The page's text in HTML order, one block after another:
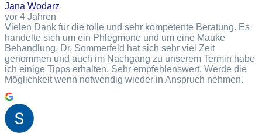
Jana Wodarz
vor 4 Jahren
Vielen Dank für die tolle und sehr kompetente Beratung. Es
handelte sich um ein Phlegmone und um eine Mauke
Behandlung. Dr. Sommerfeld hat sich sehr viel Zeit
genommen und auch im Nachgang zu unserem Termin habe
ich einige Tipps erhalten. Sehr empfehlenswert. Werde die
Möglichkeit wenn notwendig wieder in Anspruch nehmen.